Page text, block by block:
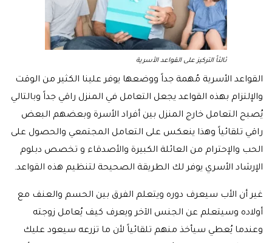
ثالثاً التركيز على القواعد الأسرية
القواعد الأسرية مُهمة جداً ووضعها يوفر علينا الكثير من الوقت
والإلتزام بهذه القواعد يجعل التعامل في المنزل راقي جداً وبالتالي
يُصبح التعامل خارج المنزل بين أفراد الأسرة وبعضهم البعض
راقي تلقائياً وهذا ينعكس على التعامل المجتمعي والحصول على
الحب والإحترام من العائلة الكبيرة والأصدقاء و تخصص دبلوم
الإرشاد الأسري يوفر لك الطريقة الصحيحة لتنظيم هذه القواعد.
غير أن الأب سيعرف دوره ويتعلم الفرق بين الحسم والعنف مع
أولاده وسيتعلم عن الجنس الآخر ويعرف كيف يُعامل زوجته
وعندما يُعطي سيأخذ منهم تلقائياً لأن ما تزرعه سيعود عليك